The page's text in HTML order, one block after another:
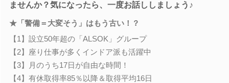
ませんか？気になったら、一度お話ししましょう♪
★「警備＝大変そう」はもう古い！？
【1】設立50年超の「ALSOK」グループ
【2】座り仕事が多くインドア派も活躍中
【3】月のうち17日が自由な時間！
【4】有休取得率85％以降＆取得平均16日